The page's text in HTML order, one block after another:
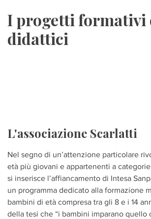
I progetti formativi
didattici
L'associazione Scarlatti
Nel segno di un’attenzione particolare
età più giovani e appartenenti a
si inserisce l’affiancamento di Intesa
un programma dedicato alla formazione
bambini di età compresa tra gli 8 e i 14
della tesi che “i bambini imparano quello